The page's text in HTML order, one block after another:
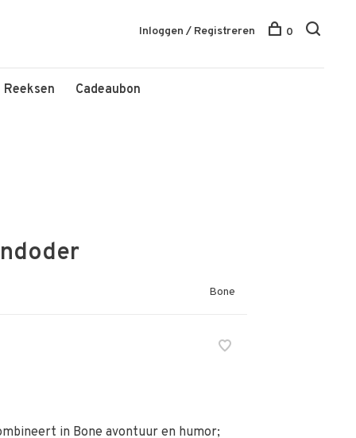
Reeksen Cadeaubon
Inloggen / Registreren 0
Bone
in Bone avontuur en humor;